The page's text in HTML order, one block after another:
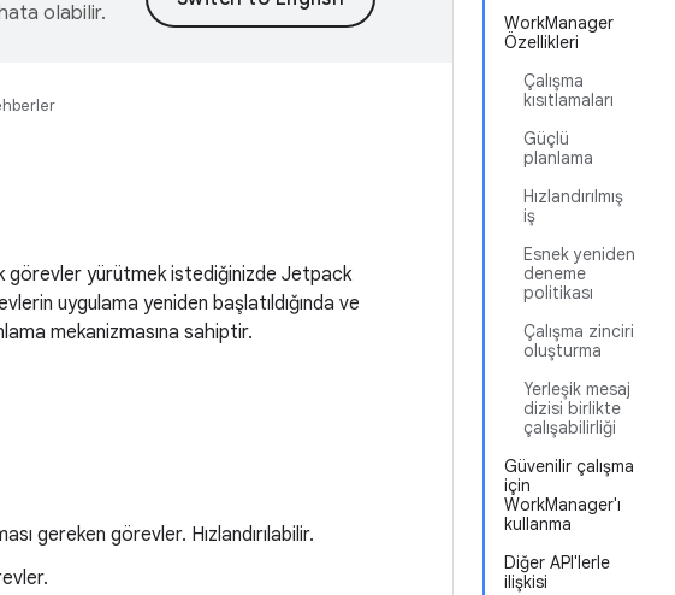
WorkManager
Özellikleri
Çalışma
kısıtlamaları
Güçlü
planlama
Hızlandırılmış
iş
Esnek yeniden
deneme
politikası
Çalışma zinciri
oluşturma
Yerleşik mesaj
dizisi birlikte
çalışabilirliği
Güvenilir çalışma
için
WorkManager'ı
kullanma
Diğer API'lerle
ilişkisi
olabilir.
görevler yürütmek istediğinizde Jetpack
uygulama yeniden başlatıldığında ve
mekanizmasına sahiptir.
gereken görevler. Hızlandırılabilir.